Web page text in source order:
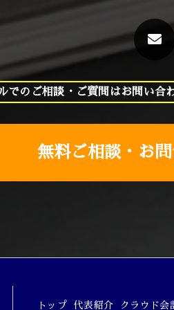
でのご相談・ご質問はお問い合
無料ご相談・お
トップ 代表紹介 クラウド会